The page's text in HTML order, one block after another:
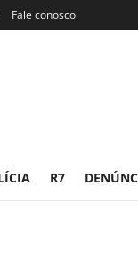
Fale conosco
R7